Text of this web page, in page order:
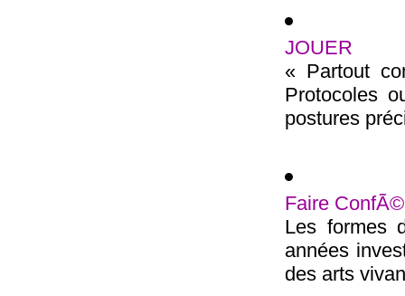
JOUER
« Partout
Protocoles
postures
Faire
Les formes
années
des arts